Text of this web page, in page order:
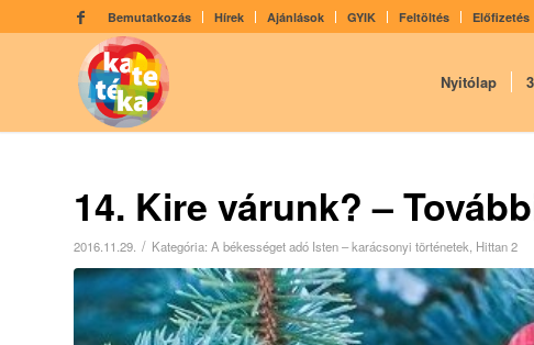
Bemutatkozás Hírek Ajánlások GYIK Feltöltés Előfizetés
Nyitólap
14. Kire várunk? –
2016.11.29. / Kategória: A békességet adó Isten – karácsonyi történetek Hittan 2